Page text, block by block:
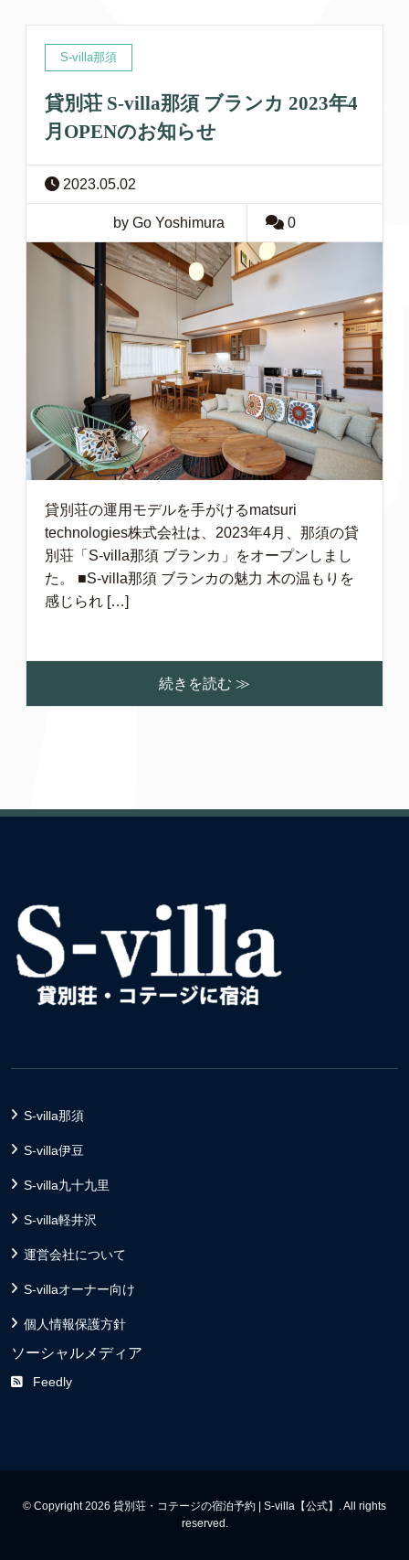
S-villa那須
貸別荘 S-villa那須 ブランカ 2023年4
月OPENのお知らせ
2023.05.02
by Go Yoshimura 0
貸別荘の運用モデルを手がけるmatsuri
technologies株式会社は、2023年4月、那須の貸
別荘「S-villa那須 ブランカ」をオープンしまし
た。 ■S-villa那須 ブランカの魅力 木の温もりを
感じられ […]
続きを読む ≫
S-villa那須
S-villa伊豆
S-villa九十九里
S-villa軽井沢
運営会社について
S-villaオーナー向け
個人情報保護方針
ソーシャルメディア
Feedly
© Copyright 2026 貸別荘・コテージの宿泊予約 | S-villa【公式】. All rights
reserved.